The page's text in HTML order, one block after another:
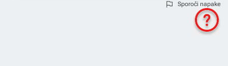
Sporoči napake